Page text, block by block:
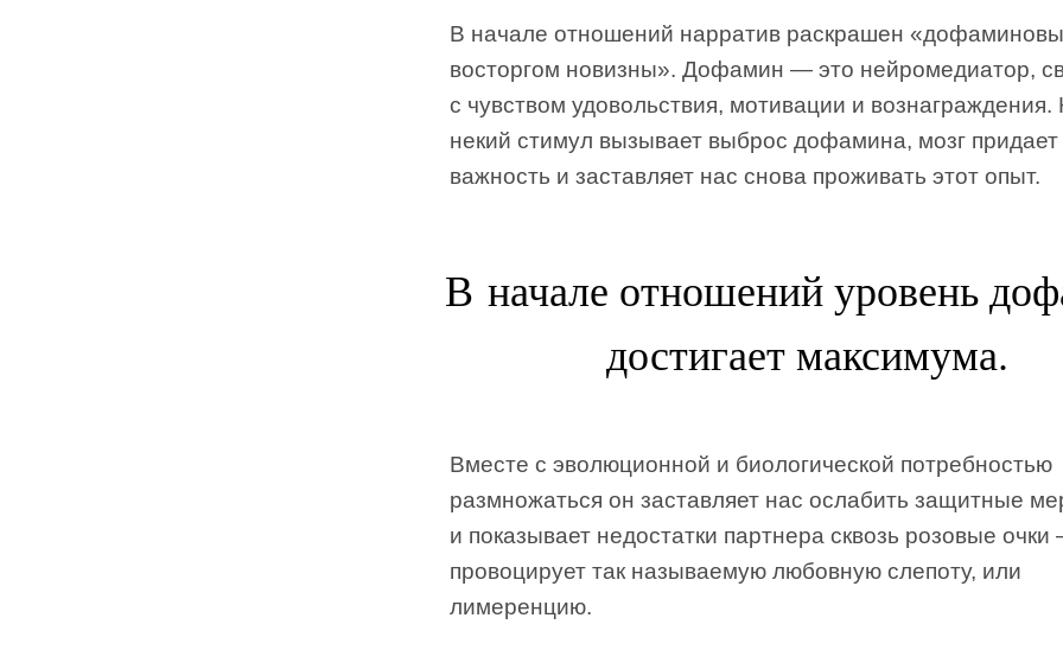
В начале отношений нарратив раскрашен
восторгом новизны». Дофамин — это нейромедиатор,
с чувством удовольствия, мотивации и вознаграждения.
некий стимул вызывает выброс дофамина, мозг
важность и заставляет нас снова проживать этот опыт.
В начале отношений уровень
достигает максимума.
Вместе с эволюционной и биологической потребностью
размножаться он заставляет нас ослабить защитные
и показывает недостатки партнера сквозь розовые
провоцирует так называемую любовную слепоту, или
лимеренцию.